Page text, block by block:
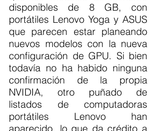
disponibles de 8 GB, con
portátiles Lenovo Yoga y ASUS
que parecen estar planeando
nuevos modelos con la nueva
configuración de GPU. Si bien
todavía no ha habido ninguna
confirmación de la propia
NVIDIA, otro puñado de
listados de computadoras
portátiles Lenovo han
aparecido, lo que da crédito a